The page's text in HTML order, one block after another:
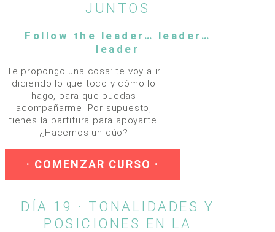
JUNTOS
Follow the leader… leader…
leader
Te propongo una cosa: te voy a ir
diciendo lo que toco y cómo lo
hago, para que puedas
acompañarme. Por supuesto,
tienes la partitura para apoyarte.
¿Hacemos un dúo?
· COMENZAR CURSO ·
DÍA 19 · TONALIDADES Y
POSICIONES EN LA